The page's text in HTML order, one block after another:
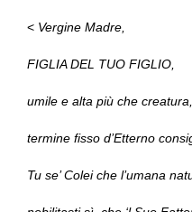
< Vergine Madre,
FIGLIA DEL TUO FIGLIO,
umile e alta più che creatura,
termine fisso d’Etterno
Tu se’ Colei che l’umana